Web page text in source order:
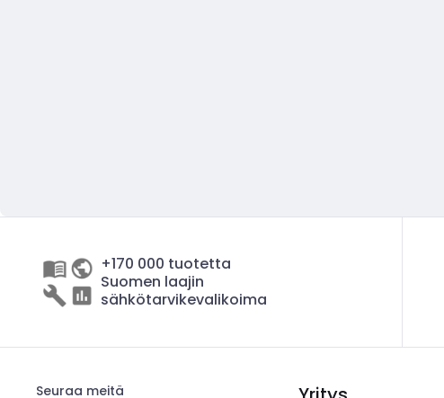
+170 000 tuotetta
Suomen laajin
sähkötarvikevalikoima
Seuraa meitä